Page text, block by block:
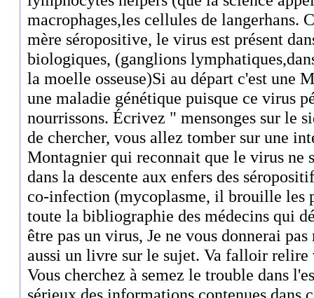
macrophages,les cellules de langerhans.
mère séropositive, le virus est présent
biologiques, (ganglions
la moelle osseuse)Si au départ c'est une
une maladie génétique puisque ce virus
nourrissons. Écrivez " mensonges sur le
de chercher, vous allez tomber sur une
Montagnier qui reconnait que le virus ne
dans la descente aux enfers des
co-infection (mycoplasme, il brouille les
toute la bibliographie des médecins qui
être pas un virus, Je ne vous donnerai
aussi un livre sur le sujet. Va falloir relire
Vous cherchez à semez le trouble dans